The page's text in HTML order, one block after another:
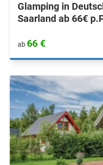
Glamping in
Saarland ab 66€
ab 66 €